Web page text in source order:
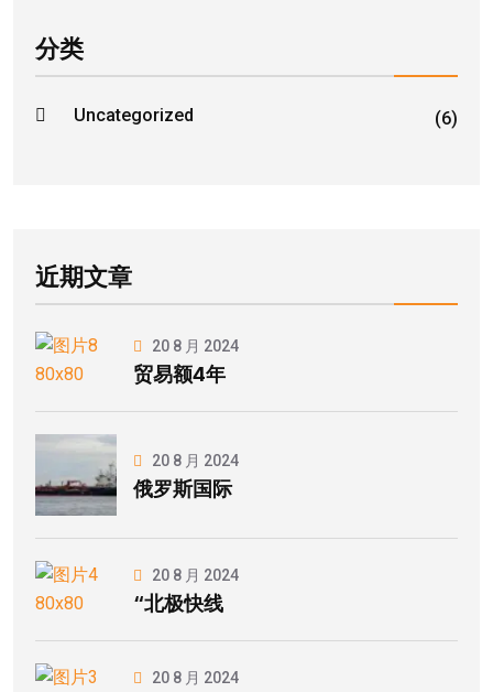
分类
Uncategorized (6)
近期文章
20 8 月 2024
贸易额4年
20 8 月 2024
俄罗斯国际
20 8 月 2024
“北极快线
20 8 月 2024